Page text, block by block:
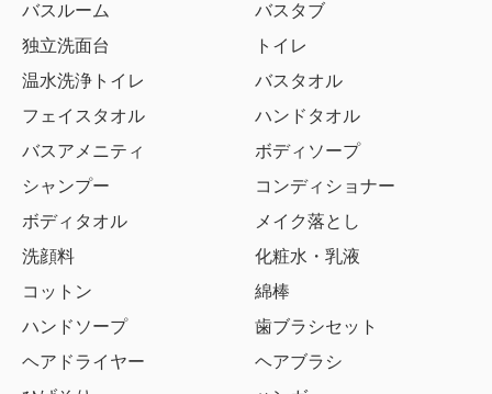
バスルーム
バスタブ
独立洗面台
トイレ
温水洗浄トイレ
バスタオル
フェイスタオル
ハンドタオル
バスアメニティ
ボディソープ
シャンプー
コンディショナー
ボディタオル
メイク落とし
洗顔料
化粧水・乳液
コットン
綿棒
ハンドソープ
歯ブラシセット
ヘアドライヤー
ヘアブラシ